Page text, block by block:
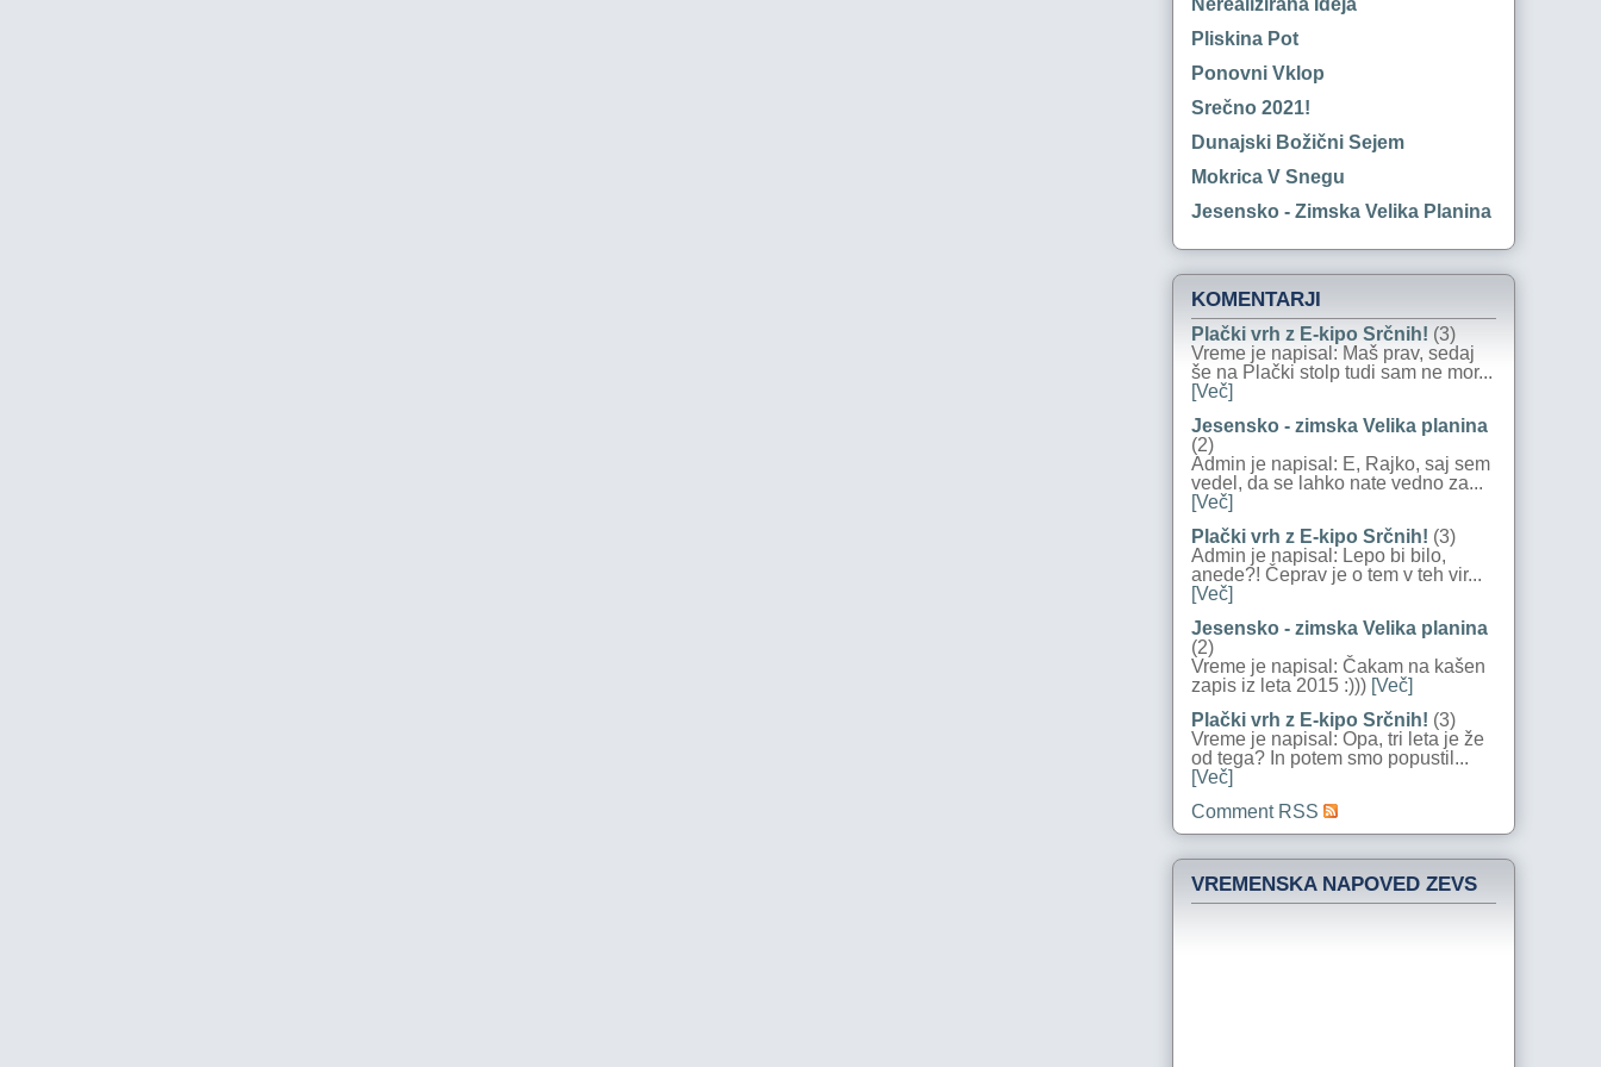
Nerealizirana Ideja
Pliskina Pot
Ponovni Vklop
Srečno 2021!
Dunajski Božični Sejem
Mokrica V Snegu
Jesensko - Zimska Velika Planina
KOMENTARJI
Plački vrh z E-kipo Srčnih! (3)
Vreme je napisal: Maš prav, sedaj
še na Plački stolp tudi sam ne mor...
[Več]
Jesensko - zimska Velika planina
(2)
Admin je napisal: E, Rajko, saj sem
vedel, da se lahko nate vedno za...
[Več]
Plački vrh z E-kipo Srčnih! (3)
Admin je napisal: Lepo bi bilo,
anede?! Čeprav je o tem v teh vir...
[Več]
Jesensko - zimska Velika planina
(2)
Vreme je napisal: Čakam na kašen
zapis iz leta 2015 :))) [Več]
Plački vrh z E-kipo Srčnih! (3)
Vreme je napisal: Opa, tri leta je že
od tega? In potem smo popustil...
[Več]
Comment RSS
VREMENSKA NAPOVED ZEVS